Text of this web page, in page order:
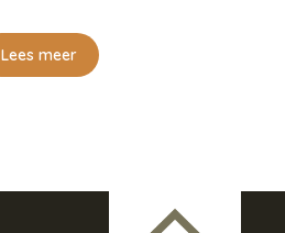
Lees meer